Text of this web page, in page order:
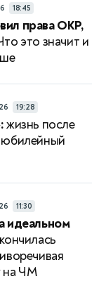
18:45
права ОКР,
это значит и
19:28
жизнь после
юбилейный
11:30
идеальном
на ЧМ